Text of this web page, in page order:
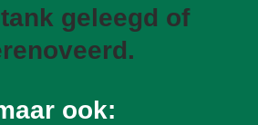
geleegd of
ook: